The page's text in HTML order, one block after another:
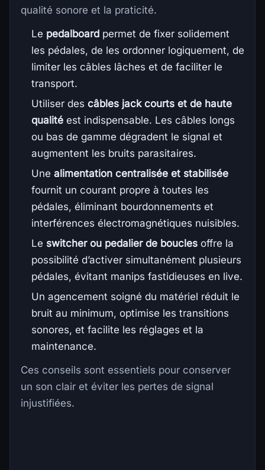
qualité sonore et la praticité.
Le pedalboard permet de fixer solidement
les pédales, de les ordonner logiquement, de
limiter les câbles lâches et de faciliter le
transport.
Utiliser des câbles jack courts et de haute
qualité est indispensable. Les câbles longs
ou bas de gamme dégradent le signal et
augmentent les bruits parasitaires.
Une alimentation centralisée et stabilisée
fournit un courant propre à toutes les
pédales, éliminant bourdonnements et
interférences électromagnétiques nuisibles.
Le switcher ou pedalier de boucles offre la
possibilité d’activer simultanément plusieurs
pédales, évitant manips fastidieuses en live.
Un agencement soigné du matériel réduit le
bruit au minimum, optimise les transitions
sonores, et facilite les réglages et la
maintenance.
Ces conseils sont essentiels pour conserver
un son clair et éviter les pertes de signal
injustifiées.